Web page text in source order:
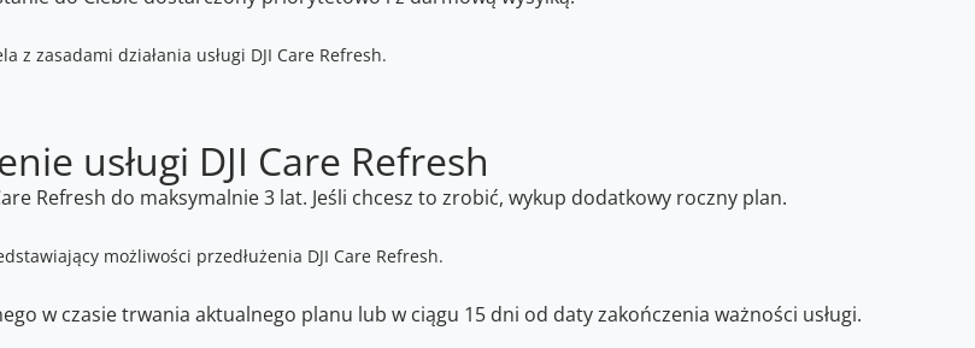
usługi DJI Care Refresh
Refresh do maksymalnie 3 lat. Jeśli chcesz to zrobić, wykup dodatkowy roczny plan.
w czasie trwania aktualnego planu lub w ciągu 15 dni od daty zakończenia ważności usługi.